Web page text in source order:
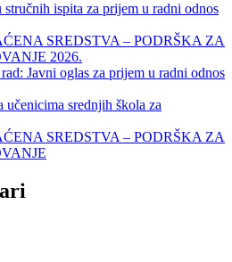
ispita za prijem u radni odnos
SREDSTVA – PODRŠKA ZA
2026.
Javni oglas za prijem u radni odnos
srednjih škola za
SREDSTVA – PODRŠKA ZA